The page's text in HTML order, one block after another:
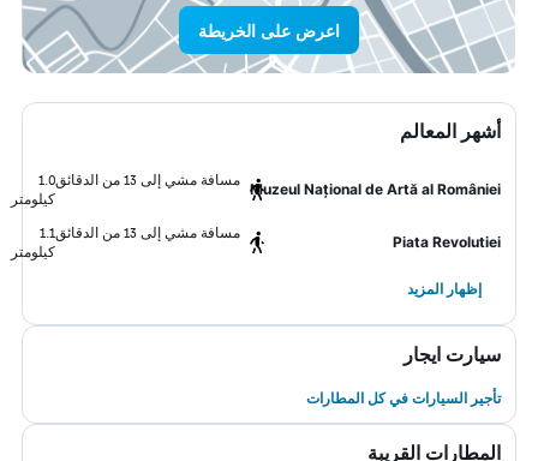
اعرض على الخريطة
أشهر المعالم
Muzeul Național de Artă al României
مسافة مشي إلى 13 من الدقائق
1.0
كيلومتر
Piata Revolutiei
مسافة مشي إلى 13 من الدقائق
1.1
كيلومتر
إظهار المزيد
سيارت ايجار
تأجير السيارات في كل المطارات
المطارات القريبة